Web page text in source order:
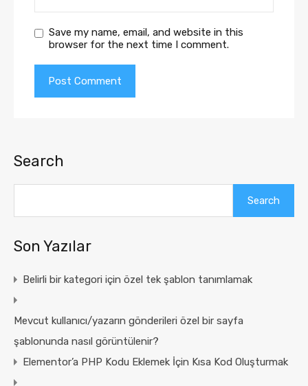
Save my name, email, and website in this
browser for the next time I comment.
Search
Search
Son Yazılar
Belirli bir kategori için özel tek şablon tanımlamak
Mevcut kullanıcı/yazarın gönderileri özel bir sayfa
şablonunda nasıl görüntülenir?
Elementor’a PHP Kodu Eklemek İçin Kısa Kod Oluşturmak